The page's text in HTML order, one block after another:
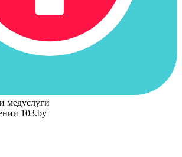
медуслуги
103.by